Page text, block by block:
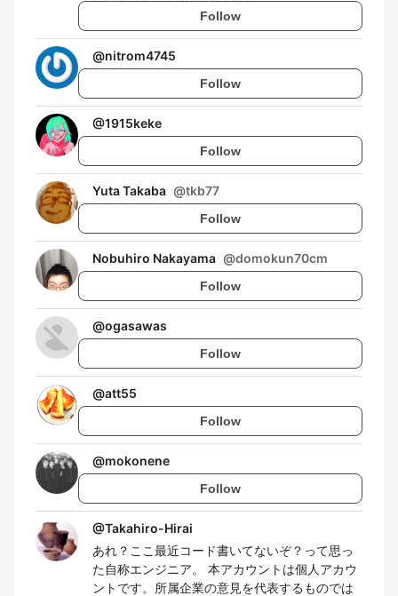
Follow
@nitrom4745
Follow
@1915keke
Follow
Yuta Takaba @tkb77
Follow
Nobuhiro Nakayama @domokun70cm
Follow
@ogasawas
Follow
@att55
Follow
@mokonene
Follow
@Takahiro-Hirai
あれ？ここ最近コード書いてないぞ？って思っ
た自称エンジニア。 本アカウントは個人アカウ
ントです。所属企業の意見を代表するものでは